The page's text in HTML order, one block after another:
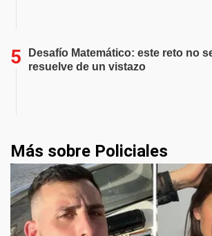
Desafío Matemático: este reto no
resuelve de un vistazo
Más sobre Policiales